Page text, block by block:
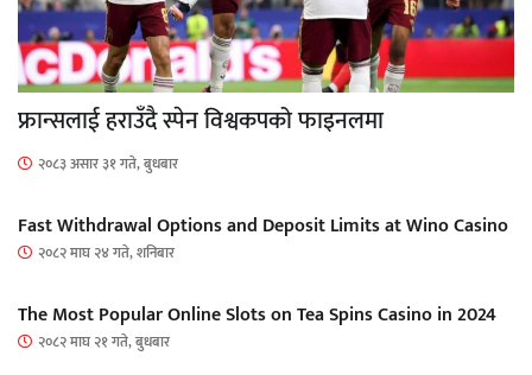
फ्रान्सलाई हराउँदै स्पेन विश्वकपको फाइनलमा
२०८३ असार ३१ गते, बुधबार
Fast Withdrawal Options and Deposit Limits at Wino Casino
२०८२ माघ २४ गते, शनिबार
The Most Popular Online Slots on Tea Spins Casino in 2024
२०८२ माघ २१ गते, बुधबार